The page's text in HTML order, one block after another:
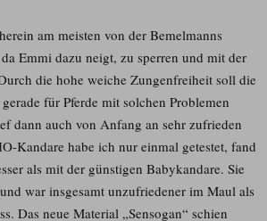
am meisten von der Bemelmanns
Emmi dazu neigt, zu sperren und mit der
die hohe weiche Zungenfreiheit soll die
für Pferde mit solchen Problemen
dann auch von Anfang an sehr zufrieden
Kandare habe ich nur einmal getestet, fand
als mit der günstigen Babykandare. Sie
war insgesamt unzufriedener im Maul als
Das neue Material „Sensogan“ schien